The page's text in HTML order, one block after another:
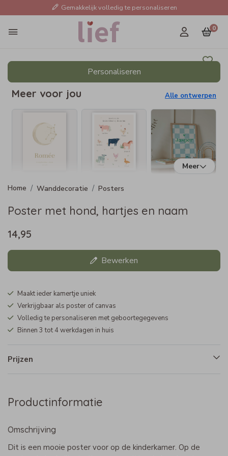
Gemakkelijk volledig te personaliseren
0
Personaliseren
Meer voor jou Alle ontwerpen
Meer
Wanddecoratie Posters
Poster met hond, hartjes en naam
14,95
Bewerken
Maakt ieder kamertje uniek
Verkrijgbaar als poster of canvas
Volledig te personaliseren met geboortegegevens
Binnen 3 tot 4 werkdagen in huis
Prijzen
Productinformatie
Omschrijving
Dit is een mooie poster voor op de kinderkamer. Op de